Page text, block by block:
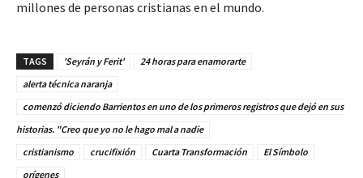
millones de personas cristianas en el mundo.
TAGS 'Seyrán y Ferit'
24 horas para enamorarte
alerta técnica naranja
comenzó diciendo Barrientos en uno de los primeros registros que dejó en sus
historias. "Creo que yo no le hago mal a nadie
cristianismo
crucifixión Cuarta Transformación
El Símbolo
orígenes